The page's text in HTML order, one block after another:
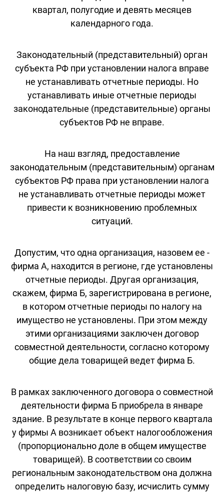
квартал, полугодие и девять месяцев
календарного года.
Законодательный (представительный) орган
субъекта РФ при установлении налога вправе
не устанавливать отчетные периоды. Но
устанавливать иные отчетные периоды
законодательные (представительные) органы
субъектов РФ не вправе.
На наш взгляд, предоставление
законодательным (представительным) органам
субъектов РФ права при установлении налога
не устанавливать отчетные периоды может
привести к возникновению проблемных
ситуаций.
Допустим, что одна организация, назовем ее -
фирма А, находится в регионе, где установлены
отчетные периоды. Другая организация,
скажем, фирма Б, зарегистрирована в регионе,
в котором отчетные периоды по налогу на
имущество не установлены. При этом между
этими организациями заключен договор
совместной деятельности, согласно которому
общие дела товарищей ведет фирма Б.
В рамках заключенного договора о совместной
деятельности фирма Б приобрела в январе
здание. В результате в конце первого квартала
у фирмы А возникает объект налогообложения
(пропорционально доле в общем имуществе
товарищей). В соответствии со своим
региональным законодательством она должна
определить налоговую базу, исчислить сумму